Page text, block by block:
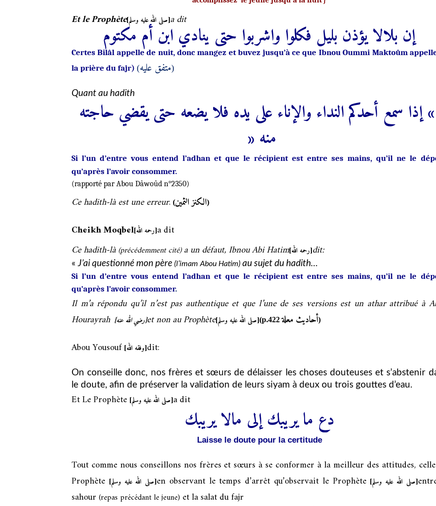
Et le Prophète[صلى الله عليه وسلم]a dit
إن بلالا يؤذن بليل فكلوا واشربوا حتى ينادي ابن أم مكتوم
Certes Bilâl appelle de nuit, donc mangez et buvez jusqu’à ce que Ibnou Oummi Maktoûm
la prière du fajr) (متفق عليه)
Quant au hadith
» إذا سمع أحدكم النداء والإناء على يده فلا يضعه حتى يقضي حاجته
منه «
Si l’un d’entre vous entend l’adhan et que le récipient est entre ses mains, qu’il ne le
qu’après l’avoir consommer.
(rapporté par Abou Dâwoûd n°2350)
Ce hadith-là est une erreur. (الكنز الثمين)
Cheikh Moqbel[رحمه الله]a dit
Ce hadith-là (précédemment cité)a un défaut, Ibnou Abi Hatim[رحمه الله]dit:
«J’ai questionné mon père (l’imam Abou Hatim) au sujet du hadith…
Si l’un d’entre vous entend l’adhan et que le récipient est entre ses mains, qu’il ne le
qu’après l’avoir consommer.
Il m’a répondu qu’il n’est pas authentique et que l’une de ses versions est un athar attribué à
Hourayrah [رضي الله عنه]et non au Prophète[صلى الله عليه وسلم](p.422أحاديث معلة)
Abou Yousouf [وفقه الله]dit:
On conseille donc, nos frères et sœurs de délaisser les choses douteuses et s’abstenir
le doute, afin de préserver la validation de leurs siyam à deux ou trois gouttes d’eau.
Et Le Prophète [صلى الله عليه وسلم]a dit
دع ما يريبك إلى مالا يريبك
Laisse le doute pour la certitude
Tout comme nous conseillons nos frères et sœurs à se conformer à la meilleur des attitudes,
Prophète [صلى الله عليه وسلم]en observant le temps d’arrêt qu’observait le Prophète [صلى الله عليه وسلم]
sahour (repas précédant le jeune) et la salat du fajr